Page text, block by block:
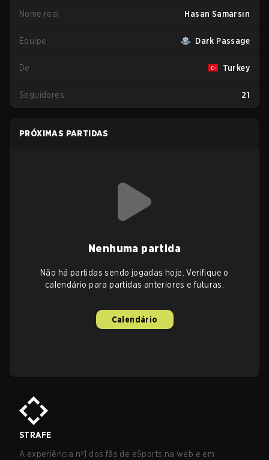
Nome real Hasan Samarsın
Equipe Dark Passage
De Turkey
Seguidores 21
PRÓXIMAS PARTIDAS
Nenhuma partida
Não há partidas sendo jogadas hoje. Verifique o
calendário para partidas anteriores e futuras.
Calendário
STRAFE
A experiência nº1 dos fãs de eSports na web e em